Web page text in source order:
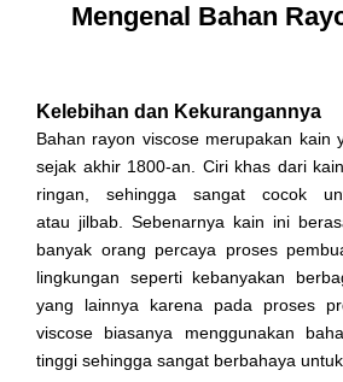
Mengenal Bahan
Kelebihan dan Kekurangannya
Bahan rayon viscosemerupakan kain
sejak akhir 1800-an. Ciri khas dari
ringan, sehingga sangat cocok
atau jilbab. Sebenarnya kain ini
banyak orang percaya proses
lingkungan seperti kebanyakan
yang lainnya karena pada proses
viscose biasanya menggunakan
tinggi sehingga sangat berbahaya